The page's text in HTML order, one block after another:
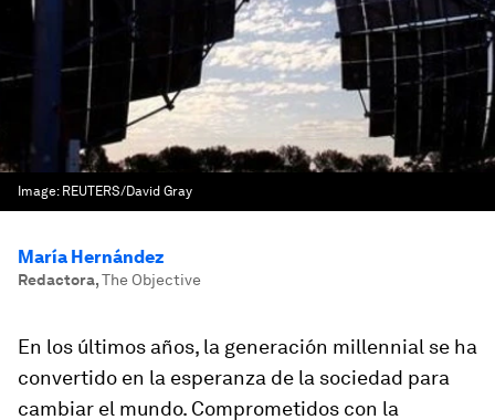
Image: REUTERS/David Gray
María Hernández
Redactora,The Objective
En los últimos años, la generación millennial se ha
convertido en la esperanza de la sociedad para
cambiar el mundo. Comprometidos con la